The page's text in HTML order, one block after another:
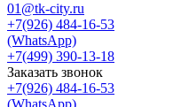
01@tk-city.ru
+7(926) 484-16-53
(WhatsApp)
+7(499) 390-13-18
Заказать звонок
+7(926) 484-16-53
(WhatsApp)